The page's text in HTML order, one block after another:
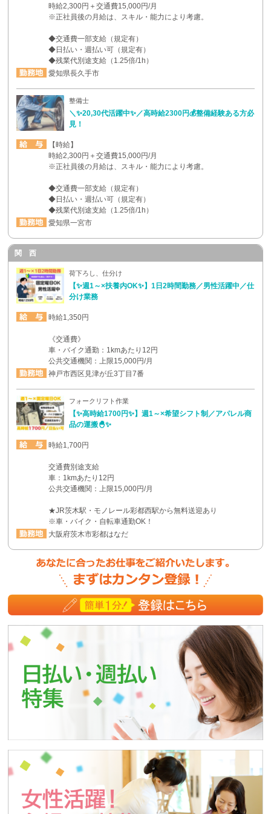
時給2,300円＋交通費15,000円/月
※正社員後の月給は、スキル・能力により考慮。
◆交通費一部支給（規定有）
◆日払い・週払い可（規定有）
◆残業代別途支給（1.25倍/1h）
愛知県長久手市
整備士
＼✨20,30代活躍中✨／高時給2300円💰整備経験ある方必
見！
【時給】
時給2,300円＋交通費15,000円/月
※正社員後の月給は、スキル・能力により考慮。
◆交通費一部支給（規定有）
◆日払い・週払い可（規定有）
◆残業代別途支給（1.25倍/1h）
愛知県一宮市
関 西
荷下ろし、仕分け
【✨週1～×扶養内OK✨】1日2時間勤務／男性活躍中／仕
分け業務
時給1,350円
《交通費》
車・バイク通勤：1kmあたり12円
公共交通機関：上限15,000円/月
神戸市西区見津が丘3丁目7番
フォークリフト作業
【✨高時給1700円✨】週1～×希望シフト制／アパレル商
品の運搬🐣✨
時給1,700円
交通費別途支給
車：1kmあたり12円
公共交通機関：上限15,000円/月
★JR茨木駅・モノレール彩都西駅から無料送迎あり
※車・バイク・自転車通勤OK！
大阪府茨木市彩都はなだ